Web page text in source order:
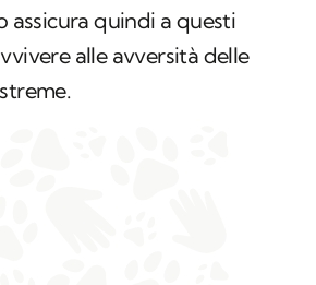
assicura quindi a questi
alle avversità delle